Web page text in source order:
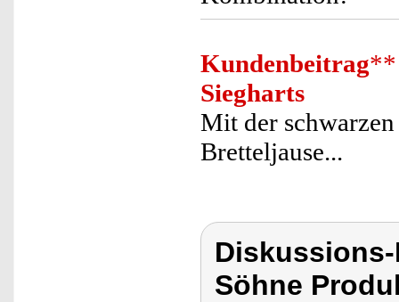
Kundenbeitrag**
Siegharts
Mit der
Bretteljause...
Söhne